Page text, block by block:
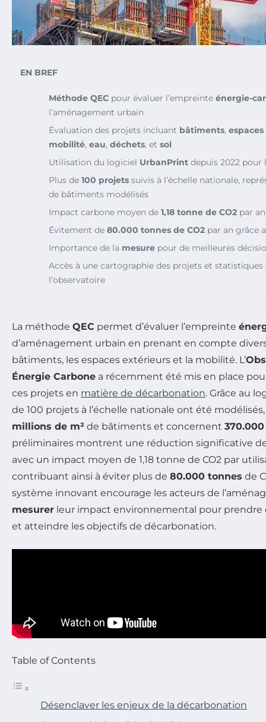
EN BREF
Méthode QEC pour évaluer l’empreinte énergie-
l’aménagement urbain
Évaluation des projets incluant bâtiments,
mobilité, eau, déchets, et sol
Utilisation du logiciel UrbanPrint depuis 2022 pour
Plus de 100 projets suivis à l’échelle nationale,
de bâtiments modélisés
Impact carbone moyen de 1,18 tonne de CO2 par
Évitement de 80.000 tonnes de CO2 par an grâce
Importance de la mesure pour de meilleures
Accès à une cartographie des projets et statistiques
l’observatoire
La méthode QEC permet d’évaluer l’empreinte
d’aménagement urbain en prenant en compte
bâtiments, les espaces extérieurs et la mobilité. L’
Énergie Carbone a récemment été mis en place
ces projets en matière de décarbonation. Grâce au
de 100 projets à l’échelle nationale ont été
millions de m² de bâtiments et concernent
préliminaires montrent une réduction significative
avec un impact moyen de 1,18 tonne de CO2 par
contribuant ainsi à éviter plus de 80.000 tonnes de
système innovant encourage les acteurs de
mesurer leur impact environnemental pour prendre
et atteindre les objectifs de décarbonation.
Table of Contents
Désenclaver les enjeux de la décarbonation